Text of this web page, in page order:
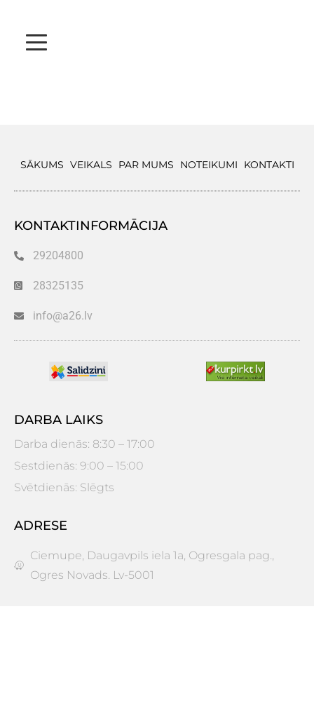
SĀKUMS VEIKALS PAR MUMS NOTEIKUMI KONTAKTI
KONTAKTINFORMĀCIJA
29204800
28325135
info@a26.lv
DARBA LAIKS
Darba dienās: 8:30 – 17:00
Sestdienās: 9:00 – 15:00
Svētdienās: Slēgts
ADRESE
Ciemupe, Daugavpils iela 1a, Ogresgala pag.,
Ogres Novads. Lv-5001